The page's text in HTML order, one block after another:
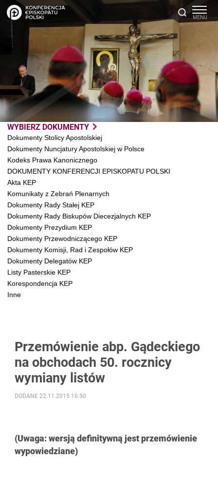
WYBIERZ DOKUMENTY
Dokumenty Stolicy Apostolskiej
Dokumenty Nuncjatury Apostolskiej w Polsce
Kodeks Prawa Kanonicznego
DOKUMENTY KONFERENCJI EPISKOPATU POLSKI
Akta KEP
Komunikaty z Zebrań Plenarnych
Dokumenty Rady Stałej KEP
Dokumenty Rady Biskupów Diecezjalnych KEP
Dokumenty Prezydium KEP
Dokumenty Przewodniczącego KEP
Dokumenty Komisji, Rad i Zespołów KEP
Dokumenty Delegatów KEP
Listy Pasterskie KEP
Korespondencja KEP
Inne
Przemówienie abp. Gądeckiego
na obchodach 50. rocznicy
wymiany listów
(Uwaga: wersją definitywną jest przemówienie
wypowiedziane)
DODANE 22.11.2015 16:50